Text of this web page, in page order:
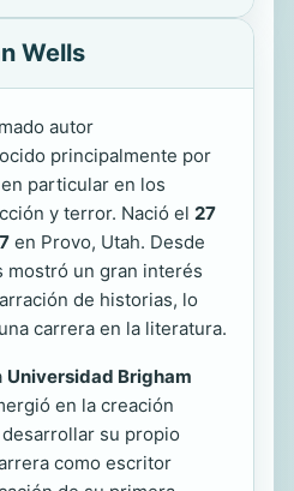
Wells
autor
principalmente por
particular en los
y terror. Nació el 27
en Provo, Utah. Desde
mostró un gran interés
de historias, lo
carrera en la literatura.
Universidad Brigham
en la creación
su propio
como escritor